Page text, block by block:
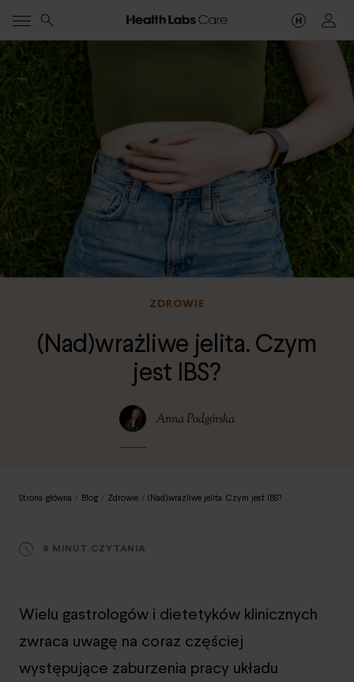
ZDROWIE
(Nad)wrażliwe jelita. Czym
jest IBS?
Anna Podgórska
Strona główna / Blog / Zdrowie / (Nad)wrażliwe jelita. Czym jest IBS?
9 MINUT CZYTANIA
Wielu gastrologów i dietetyków klinicznych
zwraca uwagę na coraz częściej
występujące zaburzenia pracy układu